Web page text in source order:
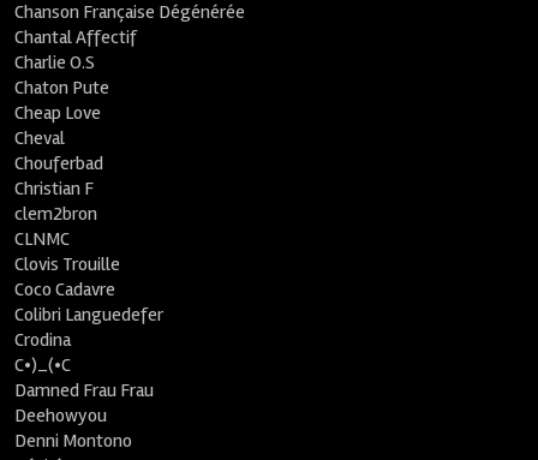
Chanson Française Dégénérée
Chantal Affectif
Charlie O.S
Chaton Pute
Cheap Love
Cheval
Chouferbad
Christian F
clem2bron
CLNMC
Clovis Trouille
Coco Cadavre
Colibri Languedefer
Crodina
C•)_(•C
Damned Frau Frau
Deehowyou
Denni Montono